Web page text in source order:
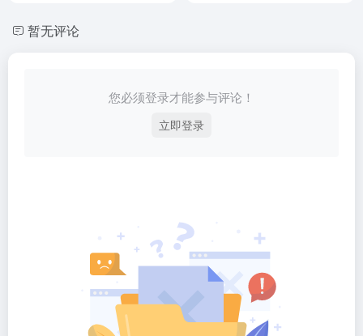
暂无评论
您必须登录才能参与评论！
立即登录